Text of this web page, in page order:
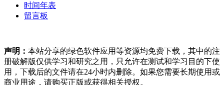
时间年表
留言板
声明： 本站分享的绿色软件应用等资源均免费下载，其中的注
册破解版仅供学习和研究之用，只允许在测试和学习目的下使
用，下载后的文件请在24小时内删除。如果您需要长期使用或
商业用途，请购买正版或获得相关授权。